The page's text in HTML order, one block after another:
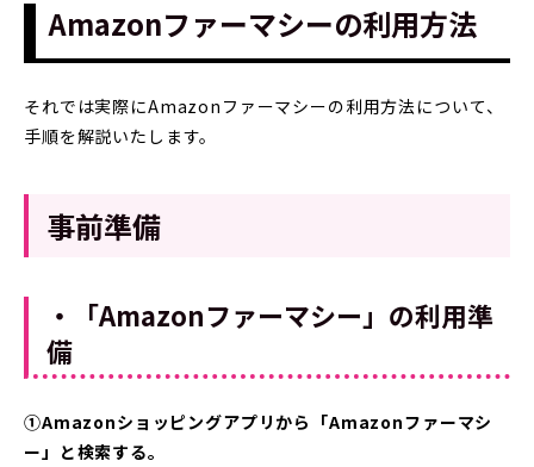
Amazonファーマシーの利用方法
それでは実際にAmazonファーマシーの利用方法について、
手順を解説いたします。
事前準備
・「Amazonファーマシー」の利用準
備
①Amazonショッピングアプリから「Amazonファーマシ
ー」と検索する。